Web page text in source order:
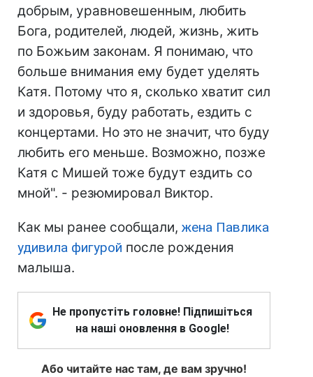
добрым, уравновешенным, любить
Бога, родителей, людей, жизнь, жить
по Божьим законам. Я понимаю, что
больше внимания ему будет уделять
Катя. Потому что я, сколько хватит сил
и здоровья, буду работать, ездить с
концертами. Но это не значит, что буду
любить его меньше. Возможно, позже
Катя с Мишей тоже будут ездить со
мной". - резюмировал Виктор.
Как мы ранее сообщали, жена Павлика
удивила фигурой после рождения
малыша.
Не пропустіть головне! Підпишіться
на наші оновлення в Google!
Або читайте нас там, де вам зручно!